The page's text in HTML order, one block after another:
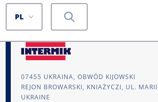
PL
07455 UKRAINA, OBWÓD KIJOWSKI
REJON BROWARSKI, KNIAŻYCZI, UL.
UKRAINE